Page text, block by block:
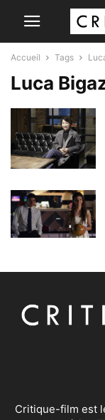
Accueil Tags
Luca
Critique-film est